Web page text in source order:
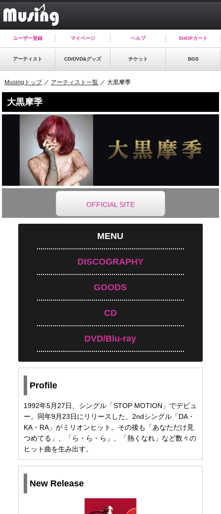
ユーザー登録 マイページ ヘルプ SHOPカート
アーティスト CD/DVD&グッズ チケット BGS
Musingトップ／ アーティスト一覧 ／ 大黒摩季
大黒摩季
OFFICIAL SITE
MENU
DISCOGRAPHY
GOODS
CD
DVD/Blu-ray
Profile
1992年5月27日、シングル「STOP MOTION」でデビュ
ー。同年9月23日にリリースした、2ndシングル「DA・
KA・RA」がミリオンヒット。その後も「あなただけ見
つめてる」、「ら・ら・ら」、「熱くなれ」など数々の
ヒット曲を生み出す。
New Release